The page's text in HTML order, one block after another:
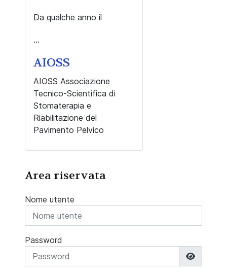
Da qualche anno il
...
AIOSS
AIOSS Associazione
Tecnico-Scientifica di
Stomaterapia e
Riabilitazione del
Pavimento Pelvico
Area riservata
Nome utente
Password